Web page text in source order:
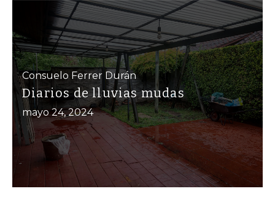
Consuelo Ferrer Durán
Diarios de lluvias mudas
mayo 24, 2024